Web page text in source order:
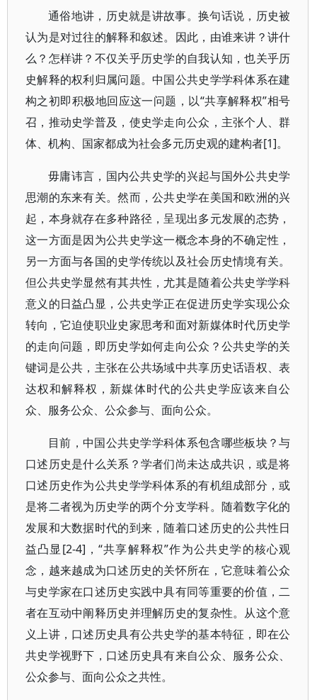
通俗地讲，历史就是讲故事。换句话说，历史被
认为是对过往的解释和叙述。因此，由谁来讲？讲什
么？怎样讲？不仅关乎历史学的自我认知，也关乎历
史解释的权利归属问题。中国公共史学学科体系在建
构之初即积极地回应这一问题，以“共享解释权”相号
召，推动史学普及，使史学走向公众，主张个人、群
体、机构、国家都成为社会多元历史观的建构者[1]。
毋庸讳言，国内公共史学的兴起与国外公共史学
思潮的东来有关。然而，公共史学在美国和欧洲的兴
起，本身就存在多种路径，呈现出多元发展的态势，
这一方面是因为公共史学这一概念本身的不确定性，
另一方面与各国的史学传统以及社会历史情境有关。
但公共史学显然有其共性，尤其是随着公共史学学科
意义的日益凸显，公共史学正在促进历史学实现公众
转向，它迫使职业史家思考和面对新媒体时代历史学
的走向问题，即历史学如何走向公众？公共史学的关
键词是公共，主张在公共场域中共享历史话语权、表
达权和解释权，新媒体时代的公共史学应该来自公
众、服务公众、公众参与、面向公众。
目前，中国公共史学学科体系包含哪些板块？与
口述历史是什么关系？学者们尚未达成共识，或是将
口述历史作为公共史学学科体系的有机组成部分，或
是将二者视为历史学的两个分支学科。随着数字化的
发展和大数据时代的到来，随着口述历史的公共性日
益凸显[2-4]，“共享解释权”作为公共史学的核心观
念，越来越成为口述历史的关怀所在，它意味着公众
与史学家在口述历史实践中具有同等重要的价值，二
者在互动中阐释历史并理解历史的复杂性。从这个意
义上讲，口述历史具有公共史学的基本特征，即在公
共史学视野下，口述历史具有来自公众、服务公众、
公众参与、面向公众之共性。